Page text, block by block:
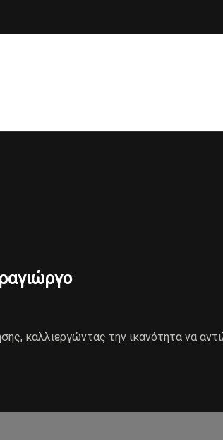
καλλιεργώντας την ικανότητα να